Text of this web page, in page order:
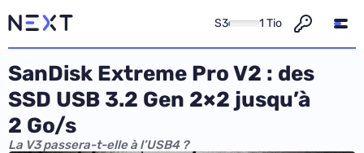
S3 1 Tio
SanDisk Extreme Pro V2 : des
SSD USB 3.2 Gen 2×2 jusqu’à
2 Go/s
La V3 passera-t-elle à l’USB4 ?